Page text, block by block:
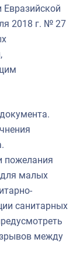
Евразийской
2018 г. № 27
пожелания
для малых
санитарных
между